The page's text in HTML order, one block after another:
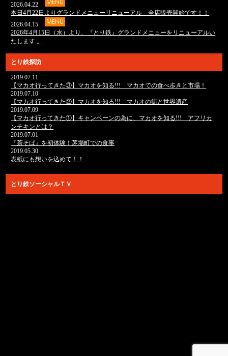
2026.04.22
本日4月22日よりグランドメニューリニューアル 全店販売開始です！！
2026.04.15
2026年4月15日（水）より、『とり鉄』グランドメニューをリニューアルい
たします 。
とり鉄探訪
2019.07.11
【マカオ行ってきた③】マカオを知る!!! マカオでの食べ歩きと市場！
2019.07.10
【マカオ行ってきた②】マカオを知る!!! マカオの街と世界遺産
2019.07.09
【マカオ行ってきた①】キャンペーンの為に、マカオを知る!!! アフリカ
ンチキンとは？
2019.07.01
『茶そば』を初体験！茅場町での食事
2019.05.30
表紙にも想いを込めて！！
とり鉄ソーシャルＴＶ